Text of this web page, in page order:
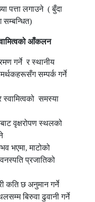
पत्ता लगाउने ( बुँदा
आँकलन
गर्ने र स्थानीय
सम्पर्क गर्ने
स्वामित्वको समस्या
वृक्षरोपण स्थलको
भएमा, माटोको
प्रजातिको
कति छ अनुमान गर्ने
बिरुवा ढुवानी गर्ने